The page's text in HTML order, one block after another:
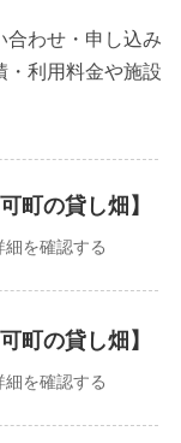
合わせ・申し込み
・利用料金や施設
町の貸し畑】
を確認する
町の貸し畑】
を確認する